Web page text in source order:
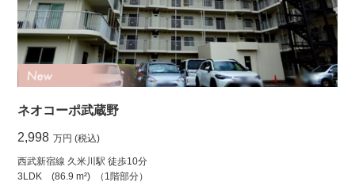
ネオコーポ武蔵野
2,998 万円 (税込)
西武新宿線 久米川駅 徒歩10分
3LDK
(86.9 m²) （1階部分）